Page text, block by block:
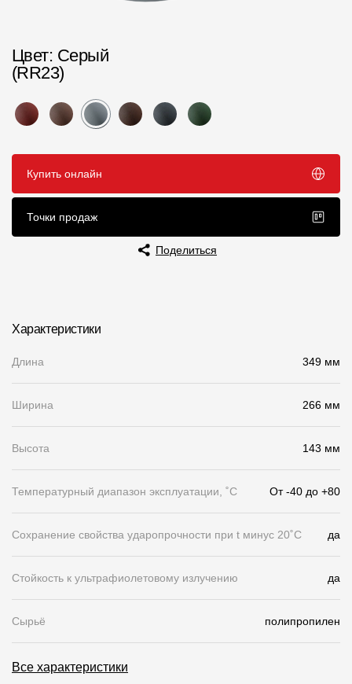
Пластиковые водосточные системы
Водосборник
Чердачные лестницы
Документация
Документация
Инструкции по монтажу
Текстуры
Вопрос-ответ/Faq
Статьи
Сервисы
Конструктор
Калькулятор
Цены
Цвет: Серый
(RR23)
Купить онлайн
Точки продаж
Поделиться
Характеристики
Длина 349 мм
Ширина 266 мм
Высота 143 мм
Температурный диапазон эксплуатации, ˚С От -40 до +80
Сохранение свойства ударопрочности при t минус 20˚C да
Стойкость к ультрафиолетовому излучению да
Сырьё полипропилен
Все характеристики